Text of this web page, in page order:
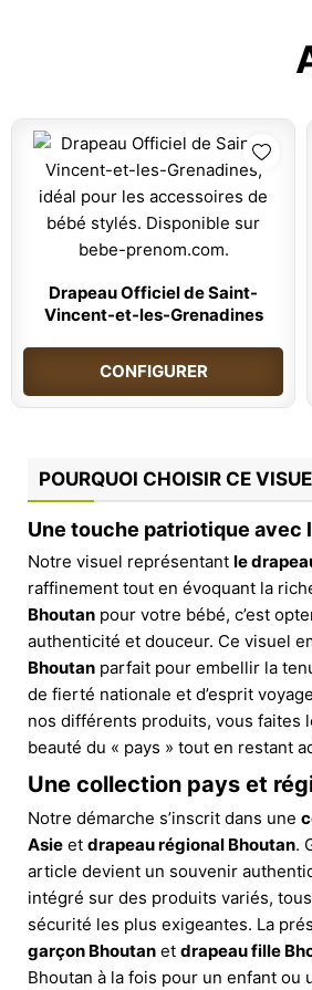
Drapeau Officiel de Saint-
Vincent-et-les-Grenadines
CONFIGURER
POURQUOI CHOISIR CE
Une touche patriotique avec
Notre visuel représentant le
raffinement tout en évoquant la
Bhoutan pour votre bébé, c’est
authenticité et douceur. Ce visuel
Bhoutan parfait pour embellir la
de fierté nationale et d’esprit
nos différents produits, vous faites
beauté du « pays » tout en restant
Une collection pays et
Notre démarche s’inscrit dans une
Asie et drapeau régional Bhoutan.
article devient un souvenir
intégré sur des produits variés,
sécurité les plus exigeantes. La
garçon Bhoutan et drapeau fille
Bhoutan à la fois pour un enfant